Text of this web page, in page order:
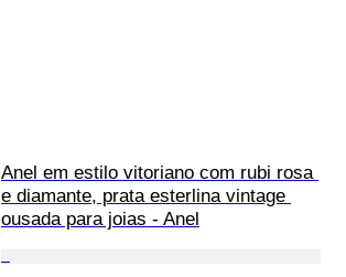
Anel em estilo vitoriano com rubi rosa
e diamante, prata esterlina vintage
ousada para joias - Anel